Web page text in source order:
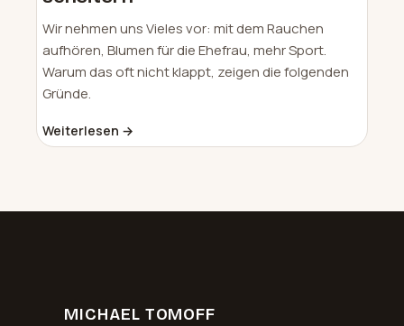
Wir nehmen uns Vieles vor: mit dem Rauchen
aufhören, Blumen für die Ehefrau, mehr Sport.
Warum das oft nicht klappt, zeigen die folgenden
Gründe.
Weiterlesen →
MICHAEL TOMOFF